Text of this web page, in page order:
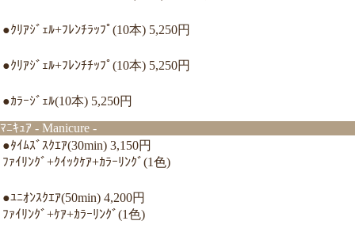
●ｸﾘｱｼﾞｪﾙ+ﾌﾚﾝﾁﾗｯﾌﾟ(10本) 5,250円
●ｸﾘｱｼﾞｪﾙ+ﾌﾚﾝﾁﾁｯﾌﾟ(10本) 5,250円
●ｶﾗｰｼﾞｪﾙ(10本) 5,250円
ﾏﾆｷｭｱ - Manicure -
●ﾀｲﾑｽﾞｽｸｴｱ(30min) 3,150円
ﾌｧｲﾘﾝｸﾞ+ｸｲｯｸｹｱ+ｶﾗｰﾘﾝｸﾞ(1色)
●ﾕﾆｵﾝｽｸｴｱ(50min) 4,200円
ﾌｧｲﾘﾝｸﾞ+ｹｱ+ｶﾗｰﾘﾝｸﾞ(1色)